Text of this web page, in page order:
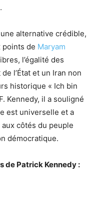
alternative crédible,
points de Maryam
l’égalité des
l’État et un Iran non
historique « Ich bin
Kennedy, il a souligné
est universelle et a
côtés du peuple
démocratique.
de Patrick Kennedy :